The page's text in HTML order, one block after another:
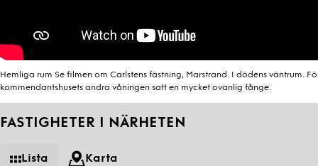
Hemliga rum Se filmen om Carlstens fästning, Marstrand. I dödens väntrum.
kommendantshusets andra våningen satt en mycket ovanlig fånge.
FASTIGHETER I NÄRHETEN
Lista Karta